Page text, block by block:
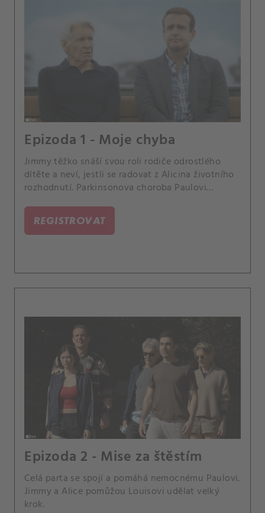
Epizoda 1 - Moje chyba
Jimmy těžko snáší svou roli rodiče odrostlého
dítěte a neví, jestli se radovat z Alicina životního
rozhodnutí. Parkinsonova choroba Paulovi
REGISTROVAT
Epizoda 2 - Mise za štěstím
Celá parta se spojí a pomáhá nemocnému Paulovi.
Jimmy a Alice pomůžou Louisovi udělat velký
krok.